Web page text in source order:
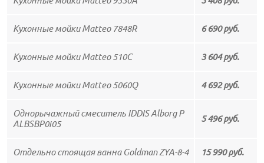
Кухонные мойки Matteo 7848R 6 690 руб.
Кухонные мойки Matteo 510C 3 604 руб.
Кухонные мойки Matteo 5060Q 4 692 руб.
Однорычажный смеситель IDDIS Alborg P
ALBSBP0i05
5 496 руб.
Отдельно стоящая ванна Goldman ZYA-8-4 15 990 руб.